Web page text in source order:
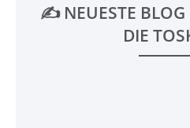
✍️ NEUESTE BLOG
DIE